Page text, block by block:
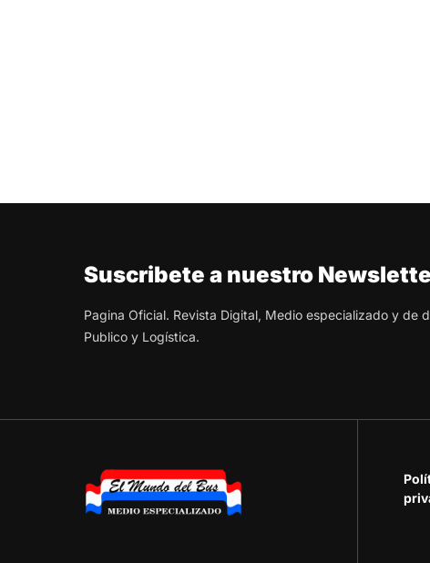
Suscribete a nuestro
Pagina Oficial. Revista Digital, Medio especializado y de
Publico y Logística.